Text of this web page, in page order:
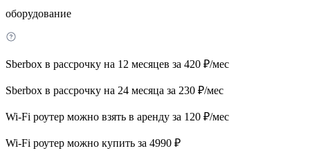
оборудование
Sberbox в рассрочку на 12 месяцев за 420 ₽/мес
Sberbox в рассрочку на 24 месяца за 230 ₽/мес
Wi-Fi роутер можно взять в аренду за 120 ₽/мес
Wi-Fi роутер можно купить за 4990 ₽